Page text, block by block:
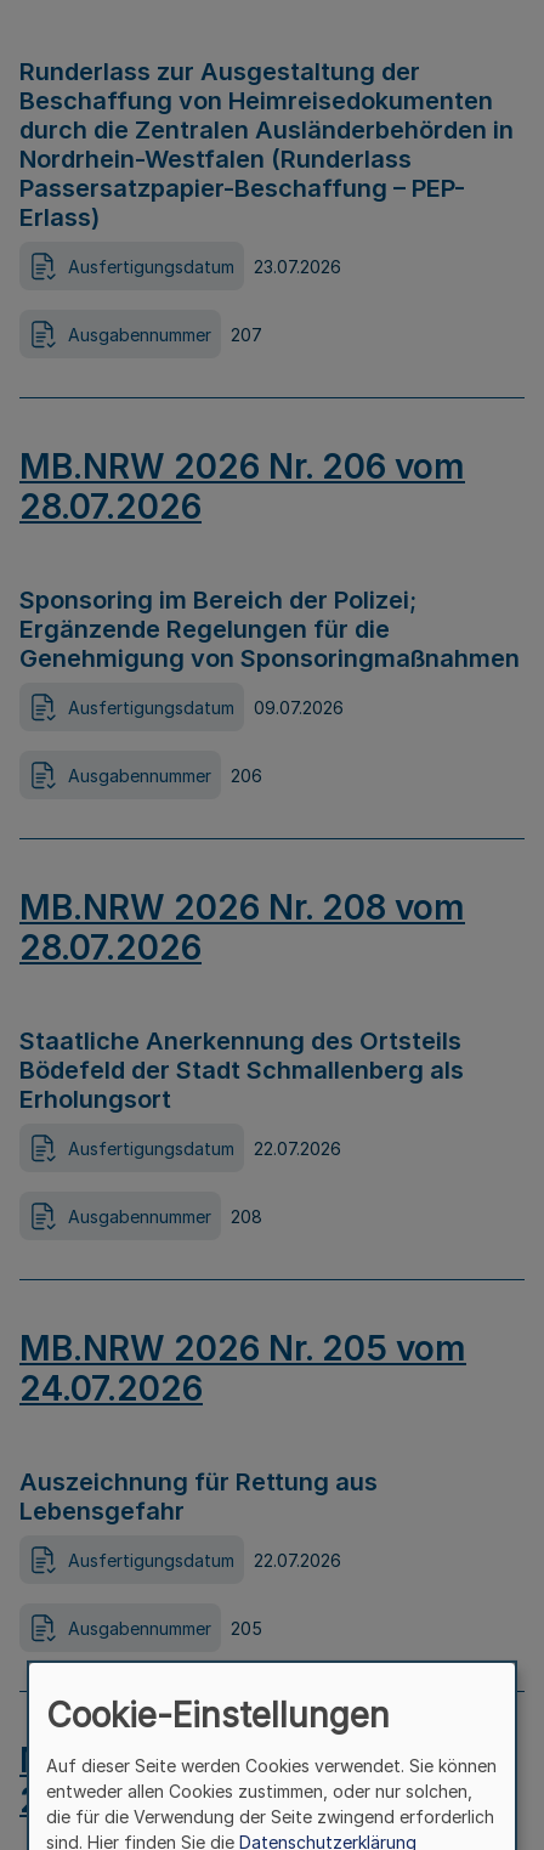
Runderlass zur Ausgestaltung der
Beschaffung von Heimreisedokumenten
durch die Zentralen Ausländerbehörden in
Nordrhein-Westfalen (Runderlass
Passersatzpapier-Beschaffung – PEP-
Erlass)
Ausfertigungsdatum 23.07.2026
Ausgabennummer 207
MB.NRW 2026 Nr. 206 vom
28.07.2026
Sponsoring im Bereich der Polizei;
Ergänzende Regelungen für die
Genehmigung von Sponsoringmaßnahmen
Ausfertigungsdatum 09.07.2026
Ausgabennummer 206
MB.NRW 2026 Nr. 208 vom
28.07.2026
Staatliche Anerkennung des Ortsteils
Bödefeld der Stadt Schmallenberg als
Erholungsort
Ausfertigungsdatum 22.07.2026
Ausgabennummer 208
MB.NRW 2026 Nr. 205 vom
24.07.2026
Auszeichnung für Rettung aus
Lebensgefahr
Ausfertigungsdatum 22.07.2026
Ausgabennummer 205
MB.NRW 2026 Nr. 204 vom
24.07.2026
Cookie-Einstellungen
Auf dieser Seite werden Cookies verwendet. Sie können
entweder allen Cookies zustimmen, oder nur solchen,
die für die Verwendung der Seite zwingend erforderlich
sind. Hier finden Sie die Datenschutzerklärung